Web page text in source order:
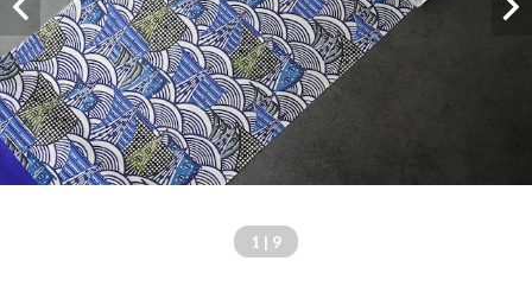
1 | 9